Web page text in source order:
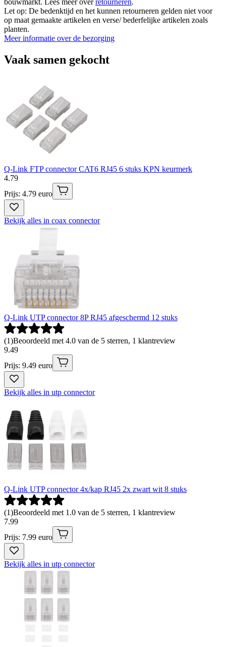
bouwmarkt. Lees meer overretourneren.
Let op: De bedenktijd en het kunnen retourneren gelden niet voor
op maat gemaakte artikelen en verse/ bederfelijke artikelen zoals
planten.
Meer informatie over de bezorging
Vaak samen gekocht
Q-Link FTP connector CAT6 RJ45 6 stuks KPN keurmerk
4.79
Prijs: 4.79 euro
Bekijk alles in coax connector
Q-Link UTP connector 8P RJ45 afgeschermd 12 stuks
(1)Beoordeeld met 4.0 van de 5 sterren, 1 klantreview
9.49
Prijs: 9.49 euro
Bekijk alles in utp connector
Q-Link UTP connector 4x/kap RJ45 2x zwart wit 8 stuks
(1)Beoordeeld met 1.0 van de 5 sterren, 1 klantreview
7.99
Prijs: 7.99 euro
Bekijk alles in utp connector